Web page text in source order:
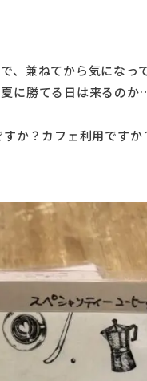
、兼ねてから気になっ
に勝てる日は来るのか…
か？カフェ利用ですか